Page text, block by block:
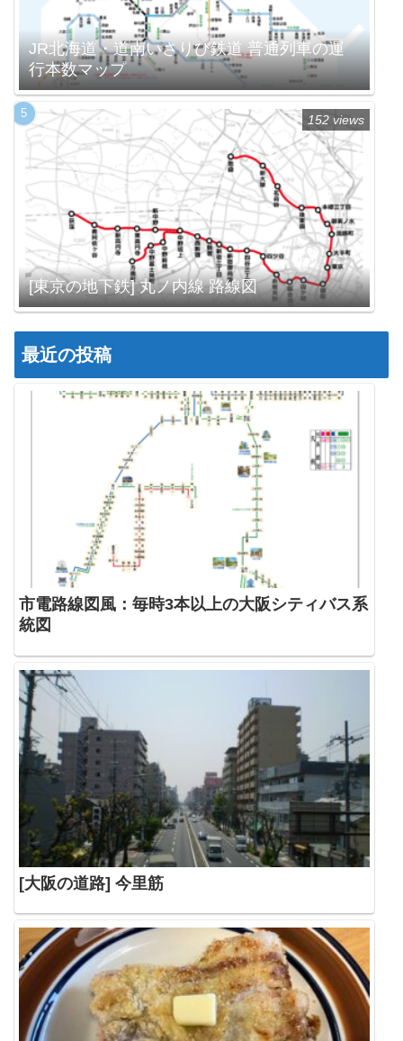
JR北海道・道南いさりび鉄道 普通列車の運
行本数マップ
[東京の地下鉄] 丸ノ内線 路線図
152 views
最近の投稿
市電路線図風：毎時3本以上の大阪シティバス系
統図
[大阪の道路] 今里筋